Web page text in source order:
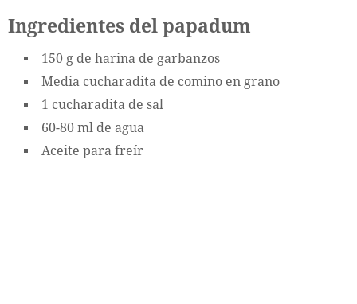
Ingredientes del papadum
150 g de harina de garbanzos
Media cucharadita de comino en grano
1 cucharadita de sal
60-80 ml de agua
Aceite para freír